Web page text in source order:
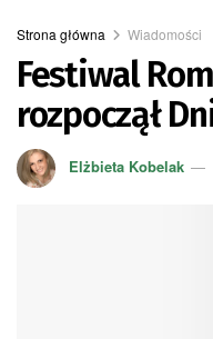
Strona główna Wiadomości
Festiwal
rozpoczął
Elżbieta Kobelak